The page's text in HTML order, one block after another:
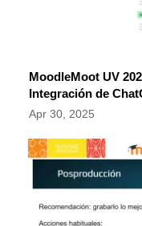
MoodleMoot UV
Integración de
en Moodle para
Apr 30, 2025